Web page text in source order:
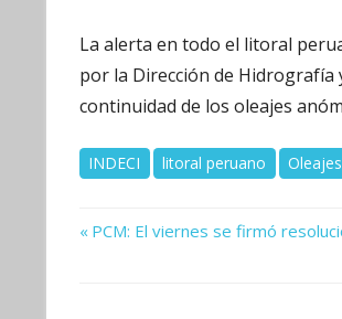
La alerta en todo el litoral
por la Dirección de Hidrografía
continuidad de los oleajes
INDECI litoral peruano
Navegación
Previous
PCM: El viernes se firmó